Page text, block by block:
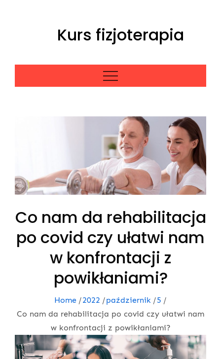
Kurs fizjoterapia
Co nam da rehabilitacja
po covid czy ułatwi nam
w konfrontacji z
powikłaniami?
Home 2022 październik
5
Co nam da rehabilitacja po covid czy ułatwi nam
w konfrontacji z powikłaniami?